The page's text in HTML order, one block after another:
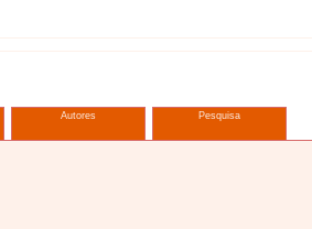
Autores Pesquisa